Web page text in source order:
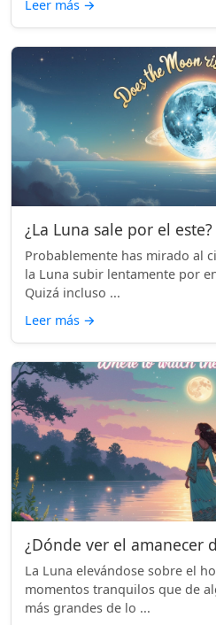
Leer más →
¿La Luna sale por el este?
Probablemente has mirado al
la Luna subir lentamente por
Quizá incluso ...
Leer más →
¿Dónde ver el amanecer
La Luna elevándose sobre el
momentos tranquilos que de
más grandes de lo ...